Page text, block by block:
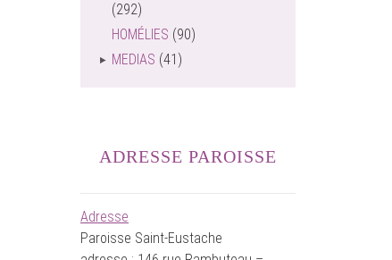
(292)
HOMÉLIES (90)
MEDIAS (41)
ADRESSE PAROISSE
Adresse
Paroisse Saint-Eustache